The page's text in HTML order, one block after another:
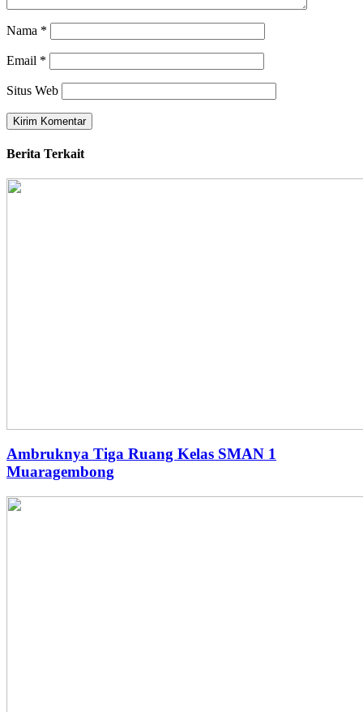
Nama *
Email *
Situs Web
Berita Terkait
Ambruknya Tiga Ruang Kelas SMAN 1
Muaragembong